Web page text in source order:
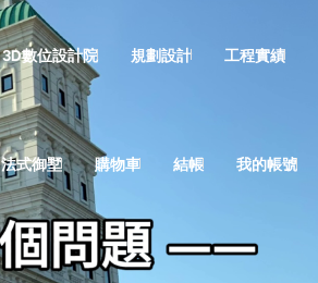
3D數位設計院 規劃設計 工程實績
法式御墅 購物車 結帳 我的帳號